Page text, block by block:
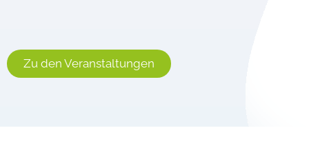
Zu den Veranstaltungen